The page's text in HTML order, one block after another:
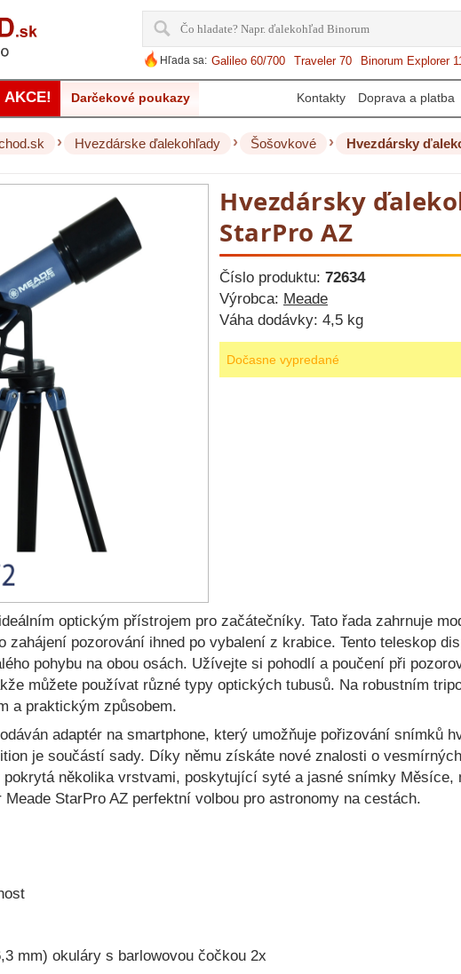
Hľada sa: Galileo 60/700 Traveler 70 Binorum Explorer
AKCE! Darčekové poukazy Kontakty Doprava a platba
› Hvezdárske ďalekohľady › Šošovkové › Hvezdársky
Hvezdársky
StarPro AZ
Číslo produktu: 72634
Výrobca: Meade
Váha dodávky: 4,5 kg
Dočasne vypredané
optickým přístrojem pro začátečníky. Tato řada zahrnuje
zahájení pozorování ihned po vybalení z krabice. Tento teleskop
pohybu na obou osách. Užívejte si pohodlí a poučení při
můžete používat různé typy optických tubusů. Na robustním
a praktickým způsobem.
adaptér na smartphone, který umožňuje pořizování snímků
je součástí sady. Díky němu získáte nové znalosti o
pokrytá několika vrstvami, poskytující syté a jasné snímky
StarPro AZ perfektní volbou pro astronomy na cestách.
mm) okuláry s barlowovou čočkou 2x